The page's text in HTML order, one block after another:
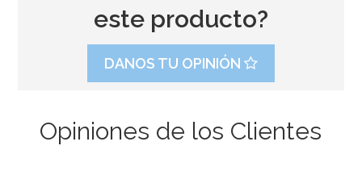
este producto?
DANOS TU OPINIÓN
Opiniones de los Clientes